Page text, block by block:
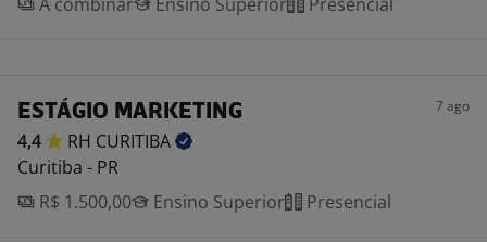
ESTÁGIO MARKETING 7 ago
4,4 RH CURITIBA
Curitiba - PR
R$ 1.500,00
Ensino Superior Presencial